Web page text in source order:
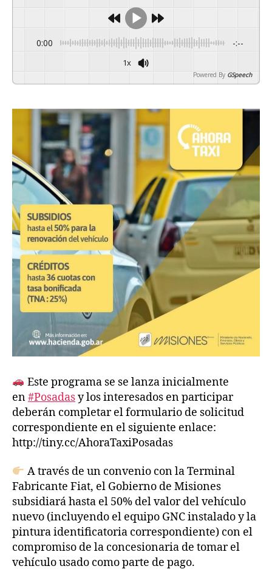
0:00 -:--
1x
Powered By GSpeech
Este programa se se lanza inicialmente
en#Posadasy los interesados en participar
deberán completar el formulario de solicitud
correspondiente en el siguiente enlace:
http://tiny.cc/AhoraTaxiPosadas
A través de un convenio con la Terminal
Fabricante Fiat, el Gobierno de Misiones
subsidiará hasta el 50% del valor del vehículo
nuevo (incluyendo el equipo GNC instalado y la
pintura identificatoria correspondiente) con el
compromiso de la concesionaria de tomar el
vehículo usado como parte de pago.